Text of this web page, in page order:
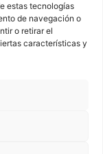
estas tecnologías
de navegación o
o retirar el
características y
PRIVACIDAD